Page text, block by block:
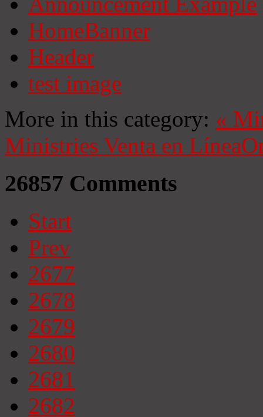
HomeBanner
Header
test image
More in this category: «
Ministries Venta en Línea
26857 Comments
Start
Prev
2677
2678
2679
2680
2681
2682